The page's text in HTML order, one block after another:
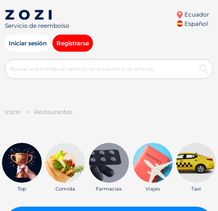
Servicio de reembolso
Ecuador
Español
Iniciar sesión Registrarse
Inicio > Restaurantes
Top Comida Farmacias Viajes Taxi